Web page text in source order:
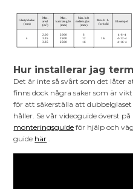
Hur installerar jag
Det är inte så svårt som det låter
finns dock några saker som är
för att säkerställa att
håller. Se vår videoguide överst
monteringsguide för hjälp och
guide här .